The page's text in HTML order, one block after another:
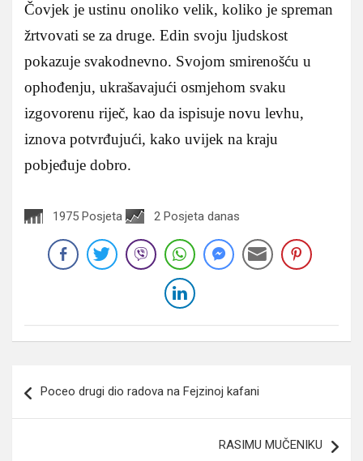
Čovjek je ustinu onoliko velik, koliko je spreman
žrtvovati se za druge. Edin svoju ljudskost
pokazuje svakodnevno. Svojom smirenošću u
ophođenju, ukrašavajući osmjehom svaku
izgovorenu riječ, kao da ispisuje novu levhu,
iznova potvrđujući, kako uvijek na kraju
pobjeđuje dobro.
1975 Posjeta 2 Posjeta danas
članaka
Poceo drugi dio radova na Fejzinoj kafani
RASIMU MUČENIKU